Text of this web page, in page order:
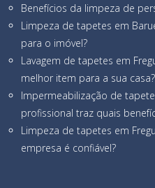
Benefícios da limpeza de
Limpeza de tapetes em
para o imóvel?
Lavagem de tapetes em
melhor item para a sua casa?
Impermeabilização de
profissional traz quais
Limpeza de tapetes em
empresa é confiável?